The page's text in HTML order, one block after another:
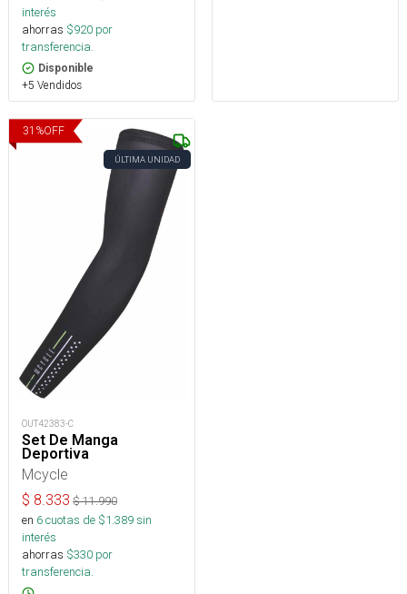
interés
ahorras $920 por
transferencia.
Disponible
+5 Vendidos
31 %OFF
ÚLTIMA UNIDAD
OUT42383-C
Set De Manga
Deportiva
Mcycle
$ 8.333 $11.990
en 6cuotas de $1.389sin
interés
ahorras $330 por
transferencia.